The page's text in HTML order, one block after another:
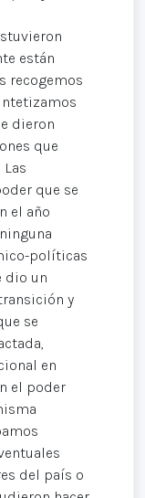
están
recogemos
dieron
que
que se
el año
políticas
dio un
y
se
en
el poder
del país o